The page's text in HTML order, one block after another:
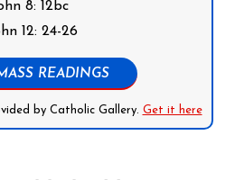
8: 12bc
12: 24-26
READINGS
by Catholic Gallery. Get it here